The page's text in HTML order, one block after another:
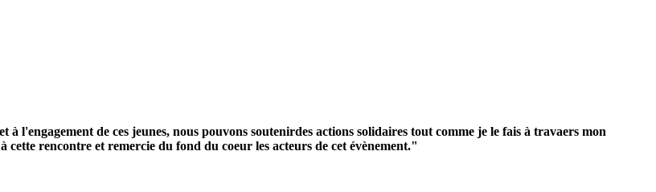
à l'engagement de ces jeunes, nous pouvons soutenirdes actions solidaires tout comme je le fais à travaers mon
cette rencontre et remercie du fond du coeur les acteurs de cet évènement."